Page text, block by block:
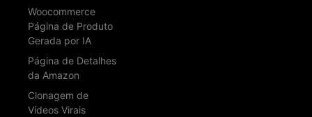
Woocommerce
Página de Produto
Gerada por IA
Página de Detalhes
da Amazon
Clonagem de
Vídeos Virais